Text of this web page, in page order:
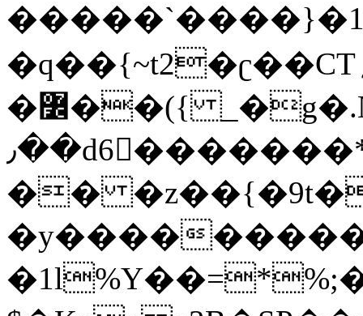
�q��{~t2�ʗ��CT؍���������{�~}ur����u�}o����(�:�j���=����{�۝Vo�An��J^��������M\M�'{{l�i
�߼��({ _�g�.Nfӻg����f7z91o^��̤^�>��2�`�:|#dk�{>�>>&�tsw�Nwo�?
٫��d6򆧇�������*��[|^]oo���NW~zz>�X&�u�=K?
��
�y����